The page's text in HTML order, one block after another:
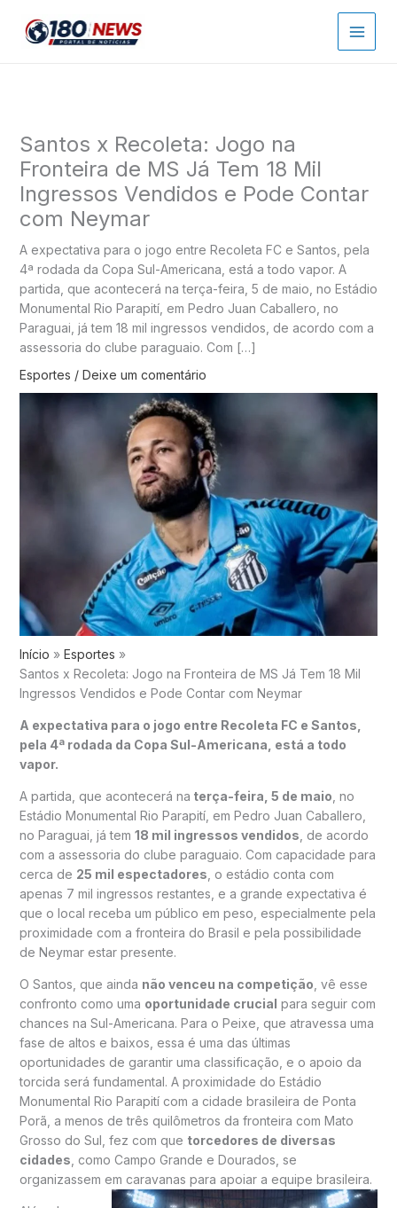
para
Santos x Recoleta: Jogo na
Fronteira de MS Já Tem 18 Mil
Ingressos Vendidos e Pode Contar
com Neymar
A expectativa para o jogo entre Recoleta FC e Santos, pela
4ª rodada da Copa Sul-Americana, está a todo vapor. A
partida, que acontecerá na terça-feira, 5 de maio, no Estádio
Monumental Rio Parapití, em Pedro Juan Caballero, no
Paraguai, já tem 18 mil ingressos vendidos, de acordo com a
assessoria do clube paraguaio. Com […]
Esportes / Deixe um comentário
Início
Esportes
Santos x Recoleta: Jogo na Fronteira de MS Já Tem 18 Mil
Ingressos Vendidos e Pode Contar com Neymar
A expectativa para o jogo entre Recoleta FC e Santos,
pela 4ª rodada da Copa Sul-Americana, está a todo
vapor.
A partida, que acontecerá na terça-feira, 5 de maio , no
Estádio Monumental Rio Parapití, em Pedro Juan Caballero,
no Paraguai, já tem 18 mil ingressos vendidos , de acordo
com a assessoria do clube paraguaio. Com capacidade para
cerca de 25 mil espectadores , o estádio conta com
apenas 7 mil ingressos restantes, e a grande expectativa é
que o local receba um público em peso, especialmente pela
proximidade com a fronteira do Brasil e pela possibilidade
de Neymar estar presente.
O Santos, que ainda não venceu na competição , vê esse
confronto como uma oportunidade crucial para seguir com
chances na Sul-Americana. Para o Peixe, que atravessa uma
fase de altos e baixos, essa é uma das últimas
oportunidades de garantir uma classificação, e o apoio da
torcida será fundamental. A proximidade do Estádio
Monumental Rio Parapití com a cidade brasileira de Ponta
Porã, a menos de três quilômetros da fronteira com Mato
Grosso do Sul, fez com que torcedores de diversas
cidades , como Campo Grande e Dourados, se
organizassem em caravanas para apoiar a equipe brasileira.